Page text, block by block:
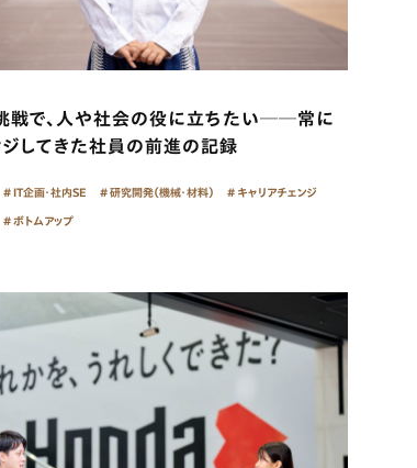
戦で、人や社会の役に立ちたい──常に
ジしてきた社員の前進の記録
IT企画・社内SE 研究開発（機械・材料） キャリアチェンジ
ボトムアップ